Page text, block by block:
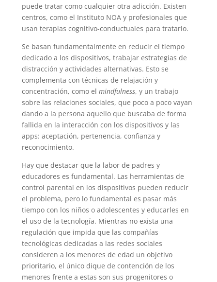
puede tratar como cualquier otra adicción. Existen
centros, como el Instituto NOA y profesionales que
usan terapias cognitivo-conductuales para tratarlo.
Se basan fundamentalmente en reducir el tiempo
dedicado a los dispositivos, trabajar estrategias de
distracción y actividades alternativas. Esto se
complementa con técnicas de relajación y
concentración, como el mindfulness, y un trabajo
sobre las relaciones sociales, que poco a poco vayan
dando a la persona aquello que buscaba de forma
fallida en la interacción con los dispositivos y las
apps: aceptación, pertenencia, confianza y
reconocimiento.
Hay que destacar que la labor de padres y
educadores es fundamental. Las herramientas de
control parental en los dispositivos pueden reducir
el problema, pero lo fundamental es pasar más
tiempo con los niños o adolescentes y educarles en
el uso de la tecnología. Mientras no exista una
regulación que impida que las compañías
tecnológicas dedicadas a las redes sociales
consideren a los menores de edad un objetivo
prioritario, el único dique de contención de los
menores frente a estas son sus progenitores o